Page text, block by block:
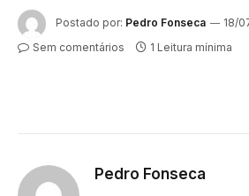
Postado por: Pedro Fonseca
18/
Sem comentários
1 Leitura mínima
Pedro Fonseca